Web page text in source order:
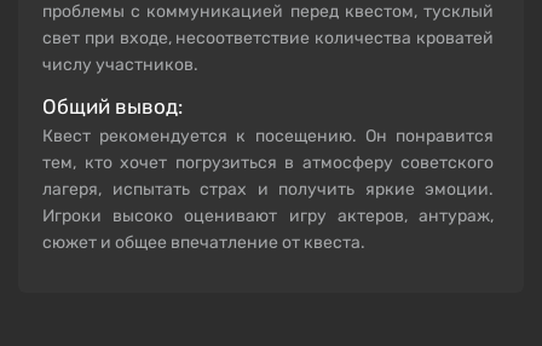
проблемы с коммуникацией перед квестом, тусклый
свет при входе, несоответствие количества кроватей
числу участников.
Общий вывод:
Квест рекомендуется к посещению. Он понравится
тем, кто хочет погрузиться в атмосферу советского
лагеря, испытать страх и получить яркие эмоции.
Игроки высоко оценивают игру актеров, антураж,
сюжет и общее впечатление от квеста.